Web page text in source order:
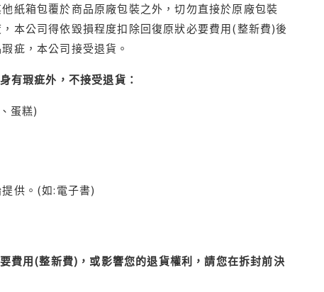
紙箱包覆於商品原廠包裝之外，切勿直接於原廠包裝
本公司得依毀損程度扣除回復原狀必要費用(整新費)後
疵，本公司接受退貨。
有瑕疵外，不接受退貨：
蛋糕)
供。(如:電子書)
費用(整新費)，或影響您的退貨權利，請您在拆封前決